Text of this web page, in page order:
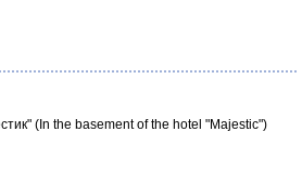
(In the basement of the hotel "Majestic")